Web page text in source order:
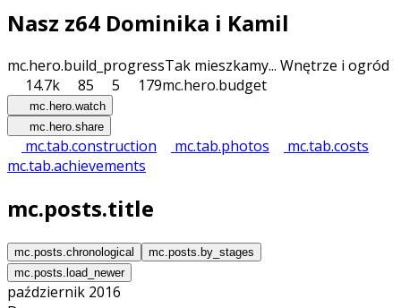
Nasz z64 Dominika i Kamil
mc.hero.build_progressTak mieszkamy... Wnętrze i ogród
14.7k
85 5 179mc.hero.budget
mc.hero.watch
mc.hero.share
mc.tab.construction mc.tab.photos
mc.tab.costs
mc.tab.achievements
mc.posts.title
mc.posts.chronological
mc.posts.by_stages
mc.posts.load_newer
październik 2016